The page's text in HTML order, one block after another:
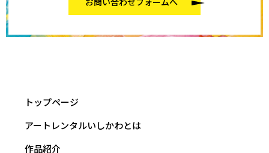
トップページ
アートレンタルいしかわとは
作品紹介